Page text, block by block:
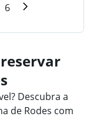
6
Descubra a
de Rodes com